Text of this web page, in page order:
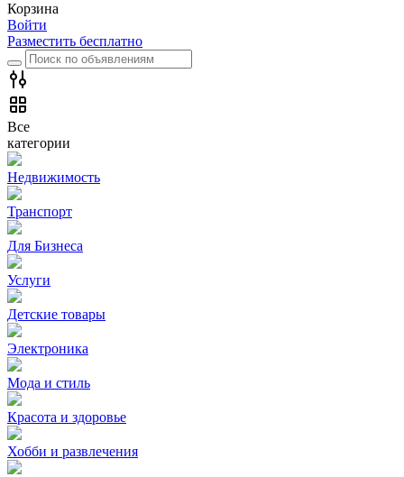
Корзина
Войти
Разместить бесплатно
Все
категории
Недвижимость
Транспорт
Для Бизнеса
Услуги
Детские товары
Электроника
Мода и стиль
Красота и здоровье
Хобби и развлечения